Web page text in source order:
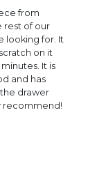
from
rest of our
looking for. It
on it
It is
and has
drawer
recommend!